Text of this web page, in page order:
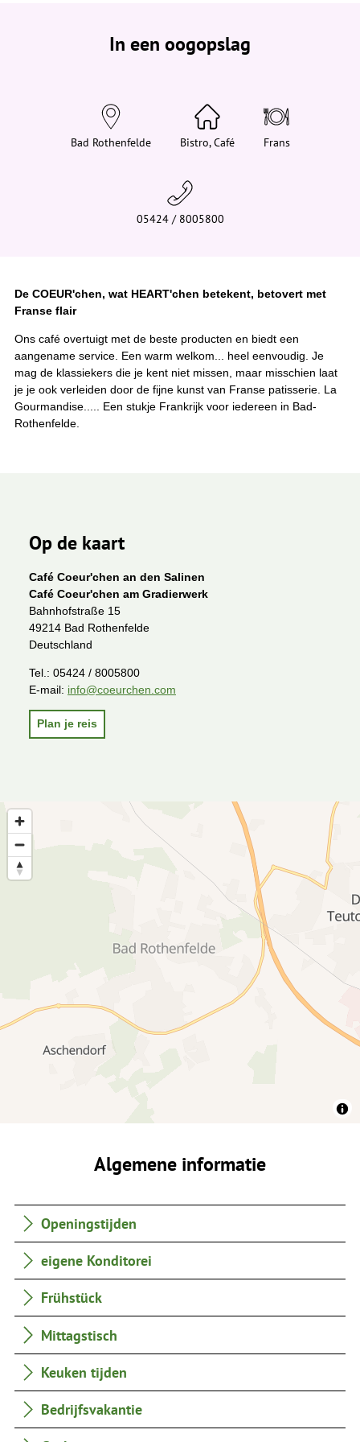
e
In een oogopslag
Bad Rothenfelde Bistro, Café Frans
05424 / 8005800
De COEUR'chen, wat HEART'chen betekent, betovert met
Franse flair
Ons café overtuigt met de beste producten en biedt een
aangename service. Een warm welkom... heel eenvoudig. Je
mag de klassiekers die je kent niet missen, maar misschien laat
je je ook verleiden door de fijne kunst van Franse patisserie. La
Gourmandise..... Een stukje Frankrijk voor iedereen in Bad-
Rothenfelde.
Op de kaart
Café Coeur'chen an den Salinen
Café Coeur'chen am Gradierwerk
Bahnhofstraße 15
49214 Bad Rothenfelde
Deutschland
Tel.: 05424 / 8005800
E-mail: info@coeurchen.com
Plan je reis
Algemene informatie
Openingstijden
eigene Konditorei
Frühstück
Mittagstisch
Keuken tijden
Bedrijfsvakantie